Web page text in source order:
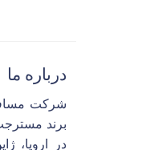
درباره ما
شرکت
در اروپا،